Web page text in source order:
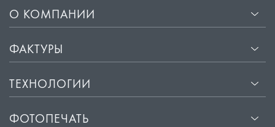
О КОМПАНИИ
ФАКТУРЫ
ТЕХНОЛОГИИ
ФОТОПЕЧАТЬ